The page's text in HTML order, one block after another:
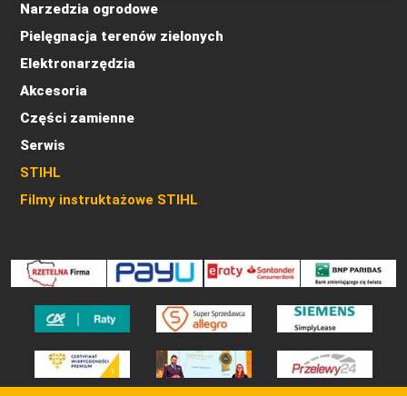
Narzedzia ogrodowe
Pielęgnacja terenów zielonych
Elektronarzędzia
Akcesoria
Części zamienne
Serwis
STIHL
Filmy instruktażowe STIHL